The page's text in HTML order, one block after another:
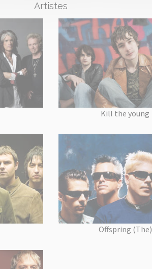
Artistes
Kill the young
Offspring (The)